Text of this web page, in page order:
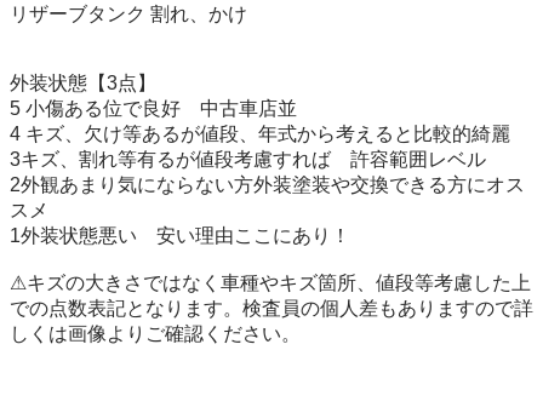
リザーブタンク 割れ、かけ
外装状態【3点】
5 小傷ある位で良好　中古車店並
4 キズ、欠け等あるが値段、年式から考えると比較的綺麗
3キズ、割れ等有るが値段考慮すれば　許容範囲レベル
2外観あまり気にならない方外装塗装や交換できる方にオス
スメ
1外装状態悪い　安い理由ここにあり！
⚠︎キズの大きさではなく車種やキズ箇所、値段等考慮した上
での点数表記となります。検査員の個人差もありますので詳
しくは画像よりご確認ください。